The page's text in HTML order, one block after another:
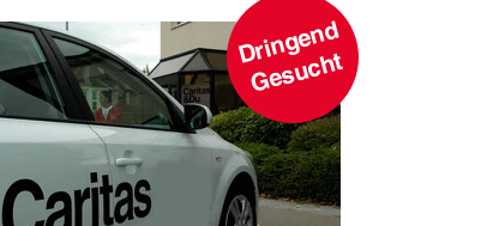
D
ri
n
g
e
n
d
G
e
s
u
c
ht